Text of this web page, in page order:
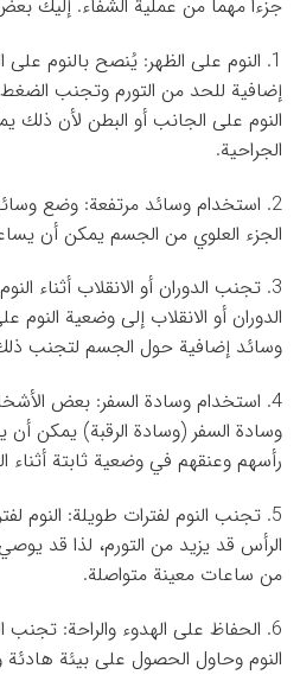
جزءاً مهماً من عملية الشفاء. إليك
1. النوم على الظهر: يُنصح بالنوم
إضافية للحد من التورم وتجنب
النوم على الجانب أو البطن لأن ذلك
الجراحية.
2. استخدام وسائد مرتفعة: وضع
الجزء العلوي من الجسم يمكن أن
3. تجنب الدوران أو الانقلاب
الدوران أو الانقلاب إلى وضعية
وسائد إضافية حول الجسم لتجنب
4. استخدام وسادة السفر: بعض
وسادة السفر (وسادة الرقبة) يمكن
رأسهم وعنقهم في وضعية ثابتة أثناء
5. تجنب النوم لفترات طويلة: النوم
الرأس قد يزيد من التورم، لذا قد
من ساعات معينة متواصلة.
6. الحفاظ على الهدوء والراحة:
النوم وحاول الحصول على بيئة